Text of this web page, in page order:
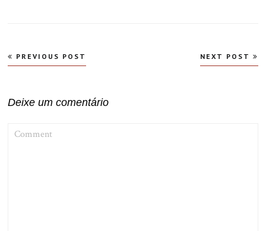
Navegação
de
PREVIOUS POST NEXT POST
Deixe um comentário